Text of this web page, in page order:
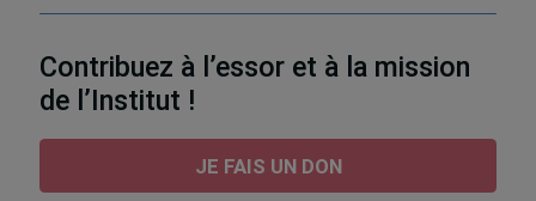
Contribuez à l’essor et à la mission
de l’Institut !
JE FAIS UN DON